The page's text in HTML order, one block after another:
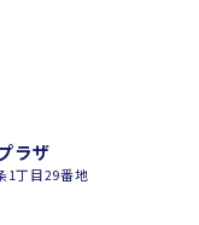
ラザ
1丁目29番地